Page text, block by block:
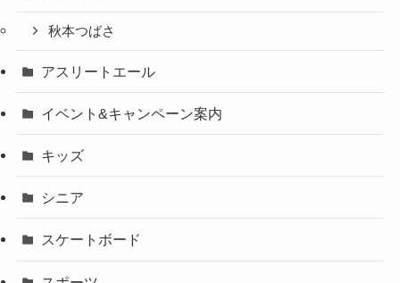
秋本つばさ
アスリートエール
イベント&キャンペーン案内
キッズ
シニア
スケートボード